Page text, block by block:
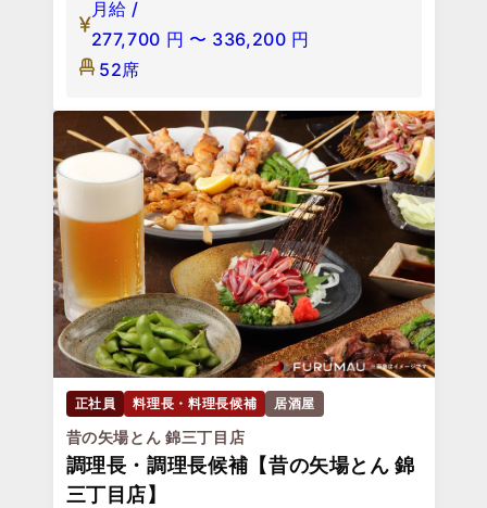
月給 /
277,700 円 〜 336,200 円
52席
正社員 料理長・料理長候補 居酒屋
昔の矢場とん 錦三丁目店
調理長・調理長候補【昔の矢場とん 錦
三丁目店】